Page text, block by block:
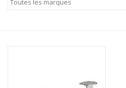
Pièces uniques Lamond